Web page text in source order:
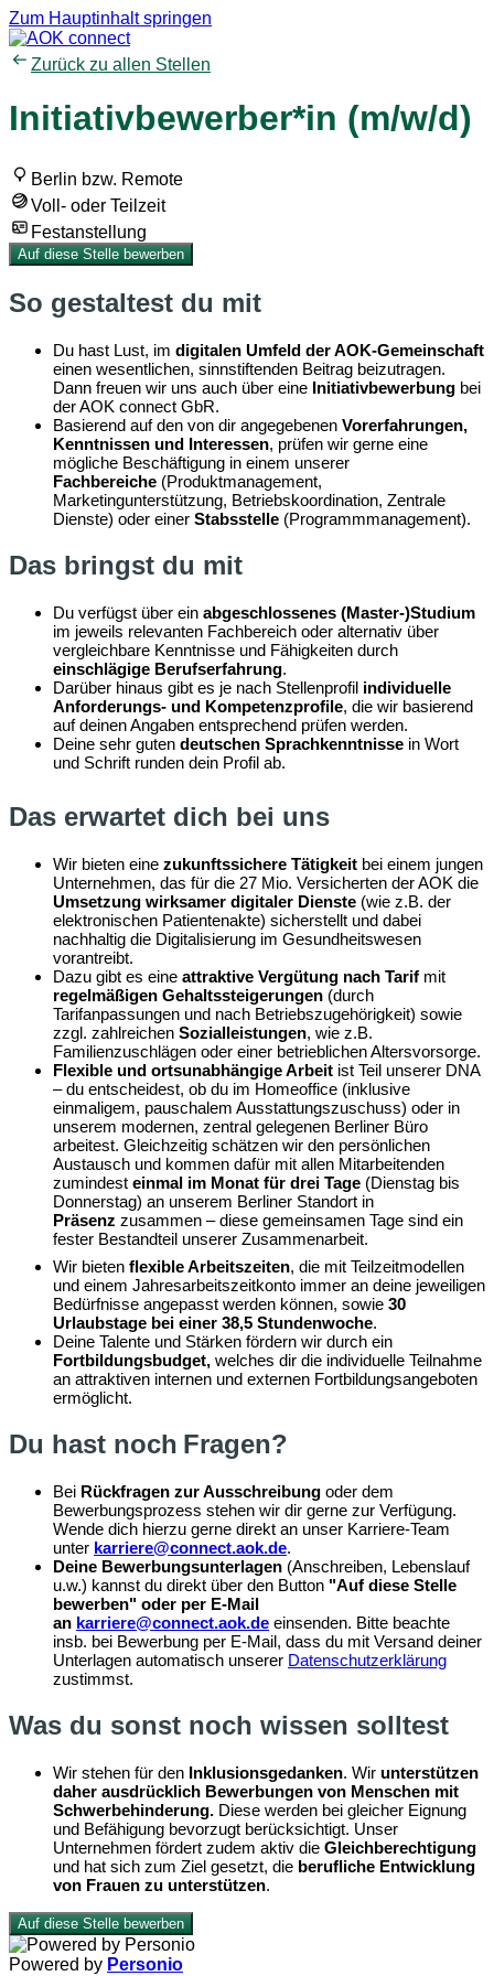
Zum Hauptinhalt springen
Zurück zu allen Stellen
Initiativbewerber*in (m/w/d)
Berlin bzw. Remote
Voll- oder Teilzeit
Festanstellung
Auf diese Stelle bewerben
So gestaltest du mit
Du hast Lust, im digitalen Umfeld der AOK-Gemeinschaft
einen wesentlichen, sinnstiftenden Beitrag beizutragen.
Dann freuen wir uns auch über eine Initiativbewerbung bei
der AOK connect GbR.
Basierend auf den von dir angegebenen Vorerfahrungen,
Kenntnissen und Interessen, prüfen wir gerne eine
mögliche Beschäftigung in einem unserer
Fachbereiche (Produktmanagement,
Marketingunterstützung, Betriebskoordination, Zentrale
Dienste) oder einer Stabsstelle (Programmmanagement).
Das bringst du mit
Du verfügst über ein abgeschlossenes (Master-)Studium
im jeweils relevanten Fachbereich oder alternativ über
vergleichbare Kenntnisse und Fähigkeiten durch
einschlägige Berufserfahrung.
Darüber hinaus gibt es je nach Stellenprofil individuelle
Anforderungs- und Kompetenzprofile, die wir basierend
auf deinen Angaben entsprechend prüfen werden.
Deine sehr guten deutschen Sprachkenntnisse in Wort
und Schrift runden dein Profil ab.
Das erwartet dich bei uns
Wir bieten eine zukunftssichere Tätigkeit bei einem jungen
Unternehmen, das für die 27 Mio. Versicherten der AOK die
Umsetzung wirksamer digitaler Dienste (wie z.B. der
elektronischen Patientenakte) sicherstellt und dabei
nachhaltig die Digitalisierung im Gesundheitswesen
vorantreibt.
Dazu gibt es eine attraktive Vergütung nach Tarif mit
regelmäßigen Gehaltssteigerungen (durch
Tarifanpassungen und nach Betriebszugehörigkeit) sowie
zzgl. zahlreichen Sozialleistungen, wie z.B.
Familienzuschlägen oder einer betrieblichen Altersvorsorge.
Flexible und ortsunabhängige Arbeit ist Teil unserer DNA
– du entscheidest, ob du im Homeoffice (inklusive
einmaligem, pauschalem Ausstattungszuschuss) oder in
unserem modernen, zentral gelegenen Berliner Büro
arbeitest. Gleichzeitig schätzen wir den persönlichen
Austausch und kommen dafür mit allen Mitarbeitenden
zumindest einmal im Monat für drei Tage (Dienstag bis
Donnerstag) an unserem Berliner Standort in
Präsenz zusammen – diese gemeinsamen Tage sind ein
fester Bestandteil unserer Zusammenarbeit.
Wir bieten flexible Arbeitszeiten, die mit Teilzeitmodellen
und einem Jahresarbeitszeitkonto immer an deine jeweiligen
Bedürfnisse angepasst werden können, sowie 30
Urlaubstage bei einer 38,5 Stundenwoche.
Deine Talente und Stärken fördern wir durch ein
Fortbildungsbudget, welches dir die individuelle Teilnahme
an attraktiven internen und externen Fortbildungsangeboten
ermöglicht.
Du hast noch Fragen?
Bei Rückfragen zur Ausschreibung oder dem
Bewerbungsprozess stehen wir dir gerne zur Verfügung.
Wende dich hierzu gerne direkt an unser Karriere-Team
unter karriere@connect.aok.de.
Deine Bewerbungsunterlagen (Anschreiben, Lebenslauf
u.w.) kannst du direkt über den Button "Auf diese Stelle
bewerben" oder per E-Mail
an karriere@connect.aok.de einsenden. Bitte beachte
insb. bei Bewerbung per E-Mail, dass du mit Versand deiner
Unterlagen automatisch unserer Datenschutzerklärung
zustimmst.
Was du sonst noch wissen solltest
Wir stehen für den Inklusionsgedanken. Wir unterstützen
daher ausdrücklich Bewerbungen von Menschen mit
Schwerbehinderung. Diese werden bei gleicher Eignung
und Befähigung bevorzugt berücksichtigt. Unser
Unternehmen fördert zudem aktiv die Gleichberechtigung
und hat sich zum Ziel gesetzt, die berufliche Entwicklung
von Frauen zu unterstützen.
Auf diese Stelle bewerben
Powered by Personio